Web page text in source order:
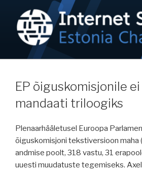
content
NETIKOGUKOND /
Internet on inimõigus!
EP õiguskomisjonile
mandaati triloogiks
Plenaarhääletusel Euroopa
õiguskomisjoni tekstiversioon maha
andmise poolt, 318 vastu, 31
uuesti muudatuste tegemiseks.